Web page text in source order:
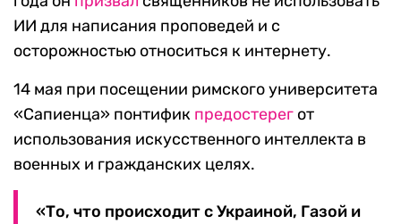
ИИ для написания проповедей и с
осторожностью относиться к интернету.
14 мая при посещении римского университета
«Сапиенца» понтифик предостерег от
использования искусственного интеллекта в
военных и гражданских целях.
«То, что происходит с Украиной, Газой и